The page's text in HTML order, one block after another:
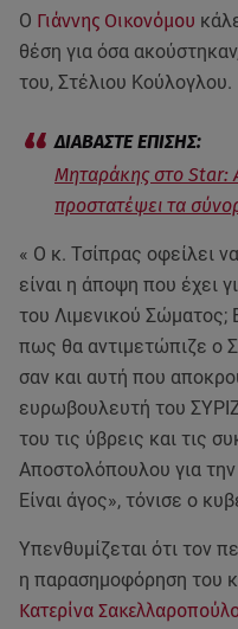
Ο Γιάννης Οικονόμου
θέση για όσα
του, Στέλιου Κούλογλου.
Μηταράκης στο Star:
προστατέψει τα
« Ο κ. Τσίπρας οφείλει
είναι η άποψη που έχει
του Λιμενικού Σώματος;
πως θα αντιμετώπιζε ο
σαν και αυτή που
ευρωβουλευτή του
του τις ύβρεις και τις
Αποστολόπουλου για
Είναι άγος», τόνισε ο
Υπενθυμίζεται ότι τον
η παρασημοφόρηση του
Κατερίνα